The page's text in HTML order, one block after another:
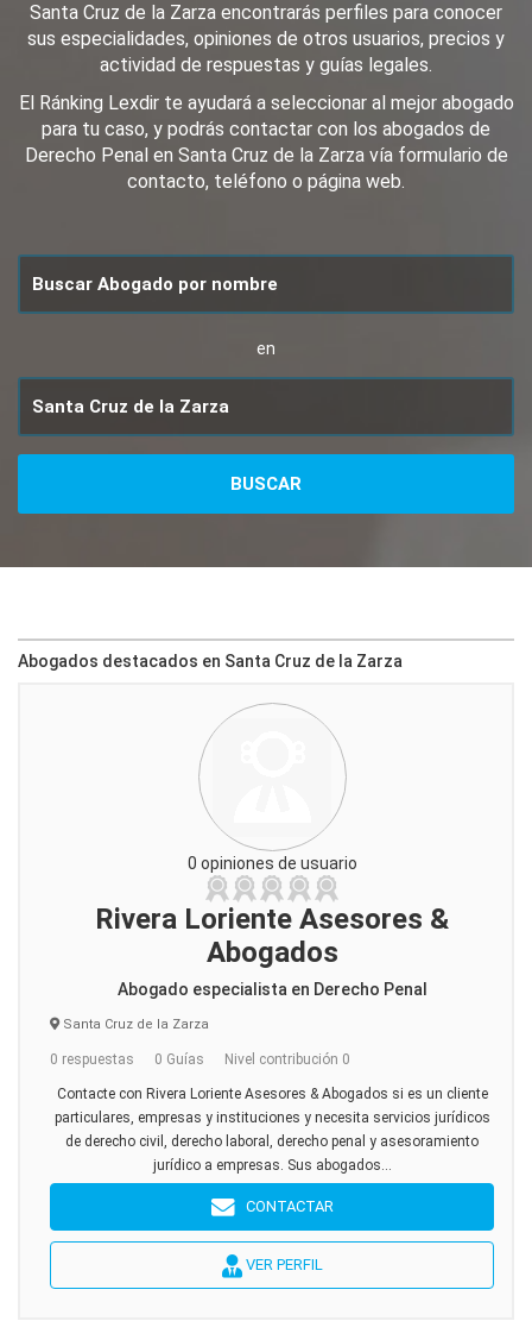
Santa Cruz de la Zarza encontrarás perfiles para conocer
sus especialidades, opiniones de otros usuarios, precios y
actividad de respuestas y guías legales.
El Ránking Lexdir te ayudará a seleccionar al mejor abogado
para tu caso, y podrás contactar con los abogados de
Derecho Penal en Santa Cruz de la Zarza vía formulario de
contacto, teléfono o página web.
en
Abogados destacados en Santa Cruz de la Zarza
0 opiniones de usuario
Rivera Loriente Asesores &
Abogados
Abogado especialista en Derecho Penal
Santa Cruz de la Zarza
0 respuestas 0 Guías Nivel contribución 0
Contacte con Rivera Loriente Asesores & Abogados si es un cliente
particulares, empresas y instituciones y necesita servicios jurídicos
de derecho civil, derecho laboral, derecho penal y asesoramiento
jurídico a empresas. Sus abogados...
CONTACTAR
VER PERFIL